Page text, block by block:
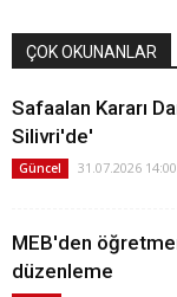
ÇOK OKUNANLAR
Safaalan Kararı
Silivri'de'
Güncel 31.07.2026
MEB'den
düzenleme